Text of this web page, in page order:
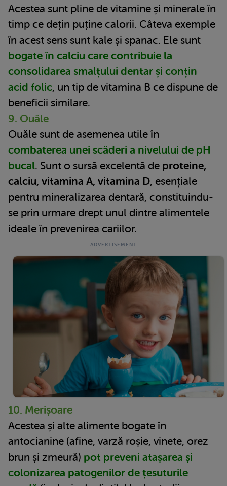
Acestea sunt pline de vitamine și minerale în
timp ce dețin puține calorii. Câteva exemple
în acest sens sunt kale și spanac. Ele sunt
bogate în calciu care contribuie la
consolidarea smalțului dentar și conțin
acid folic, un tip de vitamina B ce dispune de
beneficii similare.
9. Ouăle
Ouăle sunt de asemenea utile în
combaterea unei scăderi a nivelului de pH
bucal. Sunt o sursă excelentă de proteine,
calciu, vitamina A, vitamina D, esențiale
pentru mineralizarea dentară, constituindu-
se prin urmare drept unul dintre alimentele
ideale în prevenirea cariilor.
10. Merișoare
Acestea și alte alimente bogate în
antocianine (afine, varză roșie, vinete, orez
brun și zmeură) pot preveni atașarea și
colonizarea patogenilor de țesuturile